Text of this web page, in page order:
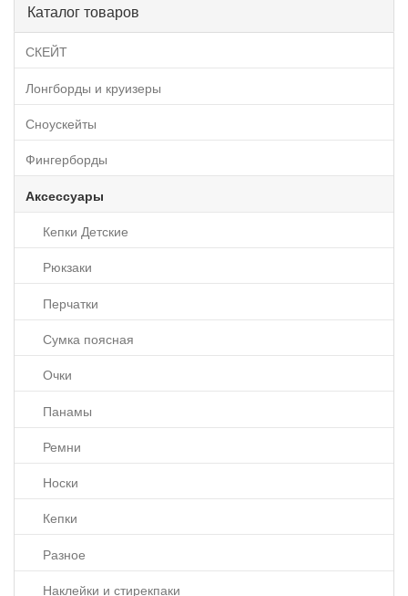
Каталог товаров
СКЕЙТ
Лонгборды и круизеры
Сноускейты
Фингерборды
Аксессуары
Кепки Детские
Рюкзаки
Перчатки
Сумка поясная
Очки
Панамы
Ремни
Носки
Кепки
Разное
Наклейки и стирекпаки